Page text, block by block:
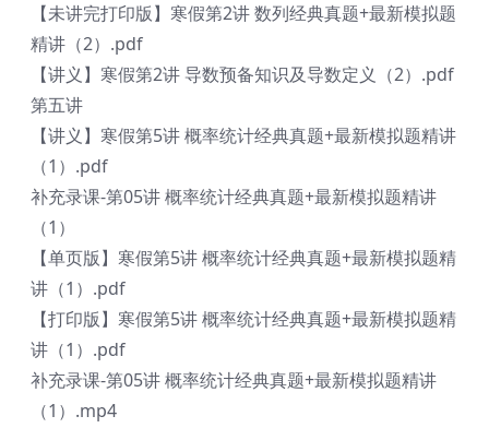
【未讲完打印版】寒假第2讲 数列经典真题+最新模拟题
精讲（2）.pdf
【讲义】寒假第2讲 导数预备知识及导数定义（2）.pdf
第五讲
【讲义】寒假第5讲 概率统计经典真题+最新模拟题精讲
（1）.pdf
补充录课-第05讲 概率统计经典真题+最新模拟题精讲
（1）
【单页版】寒假第5讲 概率统计经典真题+最新模拟题精
讲（1）.pdf
【打印版】寒假第5讲 概率统计经典真题+最新模拟题精
讲（1）.pdf
补充录课-第05讲 概率统计经典真题+最新模拟题精讲
（1）.mp4